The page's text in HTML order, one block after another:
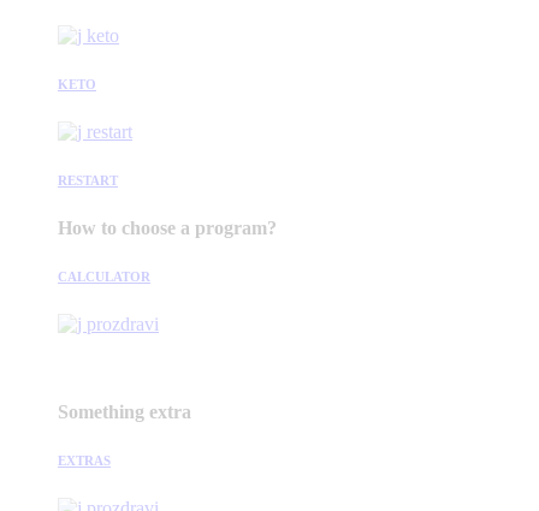
KETO
RESTART
How to choose a program?
CALCULATOR
Something extra
EXTRAS